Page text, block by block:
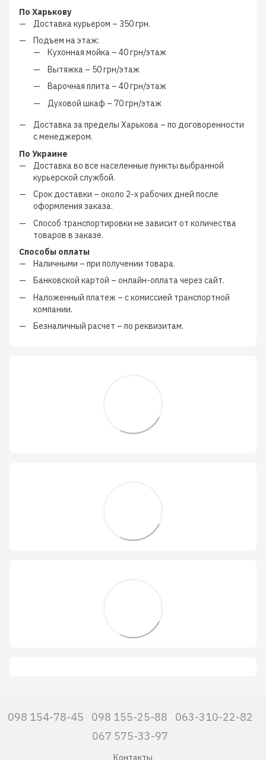
По Харькову
Доставка курьером – 350 грн.
Подъем на этаж:
Кухонная мойка – 40 грн/этаж
Вытяжка – 50 грн/этаж
Варочная плита – 40 грн/этаж
Духовой шкаф – 70 грн/этаж
Доставка за пределы Харькова – по договоренности
с менеджером.
По Украине
Доставка во все населенные пункты выбранной
курьерской службой.
Срок доставки – около 2-х рабочих дней после
оформления заказа.
Способ транспортировки не зависит от количества
товаров в заказе.
Способы оплаты
Наличными – при получении товара.
Банковской картой – онлайн-оплата через сайт.
Наложенный платеж – скомиссией транспортной
компании.
Безналичный расчет – по реквизитам.
098 154-78-45 098 155-25-88
063-310-22-82
067 575-33-97
Контакты